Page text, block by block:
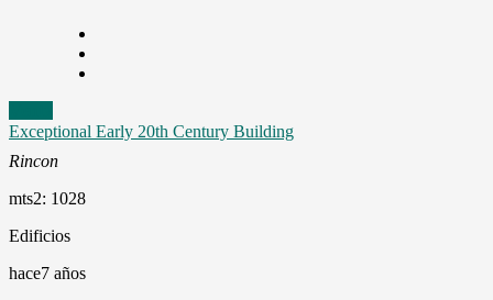
Exceptional Early 20th Century Building
Rincon
mts2: 1028
Edificios
hace7 años